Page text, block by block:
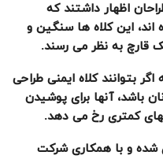
اظهار داشتند که
این کلاه ها سنگین و
به نظر می رسند.
بتوانند کلاه ایمنی طراحی
باشد، آنها برای پوشیدن
کمتری رخ می دهد.
شده و با همکاری شرکت